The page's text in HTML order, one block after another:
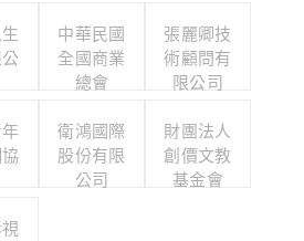
中華民國
全國商業
總會
張麗卿技
術顧問有
限公司
衛鴻國際
股份有限
公司
財團法人
創價文教
基金會